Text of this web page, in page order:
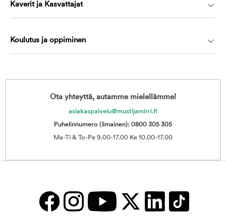
Kaverit ja Kasvattajat
Koulutus ja oppiminen
Ota yhteyttä, autamme mielellämme!
asiakaspalvelu@mustijamirri.fi
Puhelinnumero (ilmainen): 0800 305 305
Ma-Ti & To-Pe 9.00-17.00 Ke 10.00-17.00